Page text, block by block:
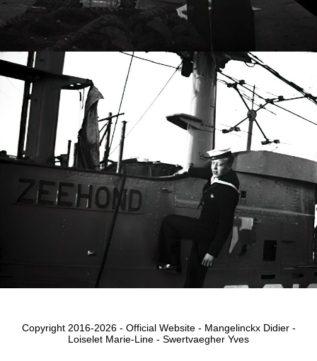
Copyright 2016-2026 - Official Website - Mangelinckx Didier -
Loiselet Marie-Line - Swertvaegher Yves